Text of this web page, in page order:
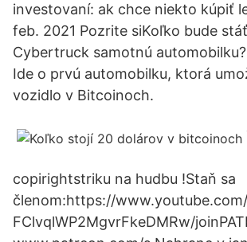
investovaní: ak chce niekto kúpiť
feb. 2021 Pozrite siKoľko bude
Cybertruck samotnú
Ide o prvú automobilku, ktorá
vozidlo v Bitcoinoch.
copirightstriku na hudbu !Staň sa
členom:https://
FClvqlWP2MgvrFkeDMRw/